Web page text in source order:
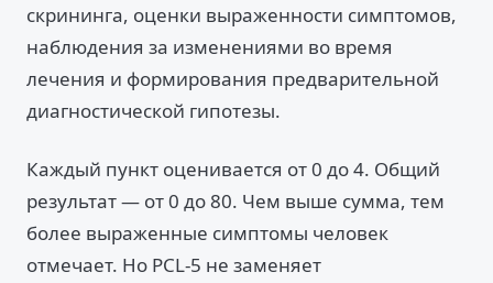
скрининга, оценки выраженности симптомов,
наблюдения за изменениями во время
лечения и формирования предварительной
диагностической гипотезы.
Каждый пункт оценивается от 0 до 4. Общий
результат — от 0 до 80. Чем выше сумма, тем
более выраженные симптомы человек
отмечает. Но PCL-5 не заменяет